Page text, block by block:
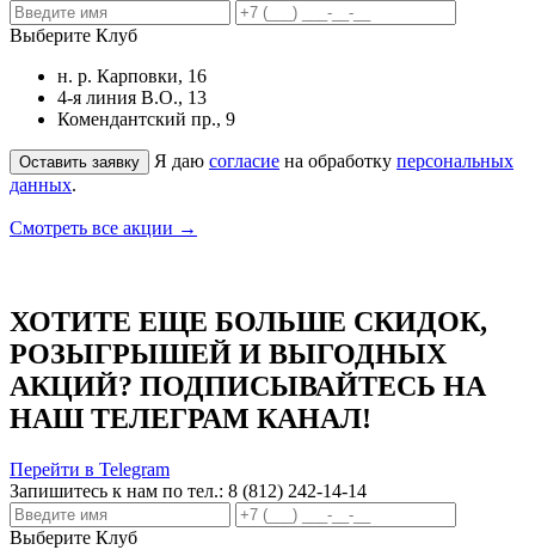
Выберите Клуб
н. р. Карповки, 16
4-я линия В.О., 13
Комендантский пр., 9
Я даю согласие на обработку персональных
данных.
Смотреть все акции →
ХОТИТЕ ЕЩЕ БОЛЬШЕ СКИДОК,
РОЗЫГРЫШЕЙ И ВЫГОДНЫХ
АКЦИЙ? ПОДПИСЫВАЙТЕСЬ НА
НАШ ТЕЛЕГРАМ КАНАЛ!
Перейти в Telegram
Запишитесь к нам по тел.: 8 (812) 242-14-14
Выберите Клуб